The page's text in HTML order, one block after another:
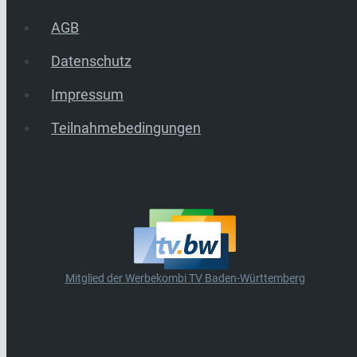
AGB
Datenschutz
Impressum
Teilnahmebedingungen
Mitglied der Werbekombi TV Baden-Württemberg